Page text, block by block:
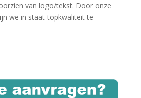
van logo/tekst. Door onze
we in staat topkwaliteit te